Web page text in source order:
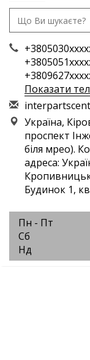
Показати
interpartscen
Україна,
проспект
біля мрео).
адреса:
Будинок 1,
Пн - Пт
Сб
Нд